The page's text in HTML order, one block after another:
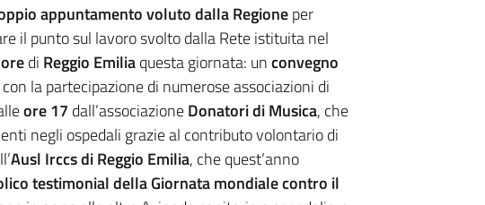
appuntamento voluto dalla Regioneper
il punto sul lavoro svolto dalla Rete istituita nel
di Reggio Emiliaquesta giornata: unconvegno
la partecipazione di numerose associazioni di
ore 17 dall’associazioneDonatori di Musica, che
negli ospedali grazie al contributo volontario di
Ausl Irccs di Reggio Emilia, che quest’anno
testimonial della Giornata mondiale contro il